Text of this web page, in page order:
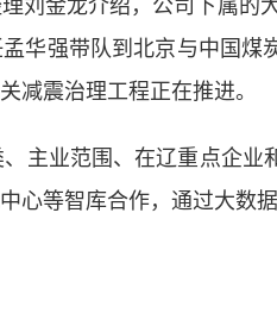
金龙介绍，公司下属的
华强带队到北京与中国煤
减震治理工程正在推进。
业范围、在辽重点企业
心等智库合作，通过大数